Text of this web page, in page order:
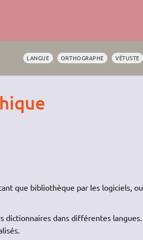
LANGUE ORTHOGRAPHE VÉTUSTE
que bibliothèque par les logiciels, ou
dictionnaires dans différentes langues.